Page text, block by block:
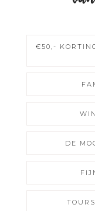
€50,-
DE